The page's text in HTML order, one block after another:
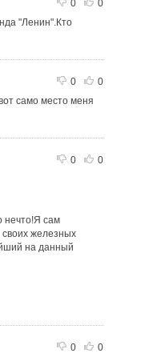
0 0
"Ленин".Кто
0 0
само место меня
0 0
нечто!Я сам
своих железных
на данный
0 0